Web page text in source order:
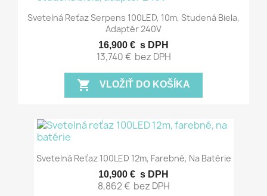
Svetelná Reťaz Serpens 100LED, 10m, Studená Biela,
Adaptér 240V
16,900 € s DPH
13,740 € bez DPH
shopping_cart VLOŽIŤ DO KOŠÍKA
Svetelná Reťaz 100LED 12m, Farebné, Na Batérie
10,900 € s DPH
8,862 € bez DPH